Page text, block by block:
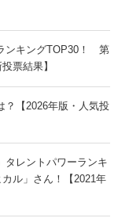
ンキングTOP30！ 第
票結果】
？【2026年版・人気投
タレントパワーランキ
ル」さん！【2021年